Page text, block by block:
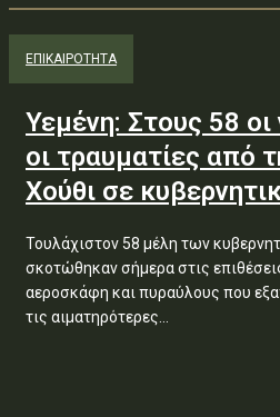
ΕΠΙΚΑΙΡΟΤΗΤΑ
Υεμένη: Στους 58 οι
οι τραυματίες από
Χούθι σε
Τουλάχιστον 58 μέλη των
σκοτώθηκαν σήμερα στις
αεροσκάφη και πυραύλους που
τις αιματηρότερες...